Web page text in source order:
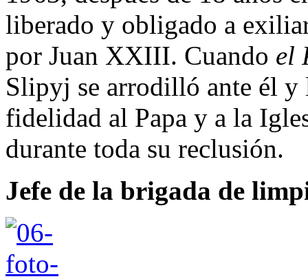
liberado y obligado a
por Juan XXIII. Cuando el
Slipyj se arrodilló ante él y
fidelidad al Papa y a la
durante toda su reclusión.
Jefe de la brigada de